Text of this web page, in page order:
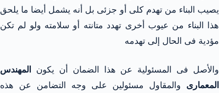
يصيب البناء من تهدم كلى أو جزئى بل أنه يشمل أيضا ما يلحق
هذا البناء من عيوب أخرى تهدد متانته أو سلامته ولو لم تكن
مؤدية فى الحال إلى تهدمه
والأصل فى المسئولية عن هذا الضمان أن يكون
المهندس
المعمارى والمقاول مسئولين على وجه التضامن عن هذه